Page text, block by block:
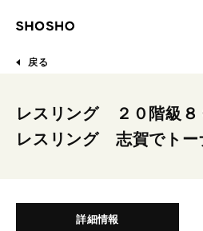
戻る
レスリング ２０階級
レスリング 志賀でトー
詳細情報